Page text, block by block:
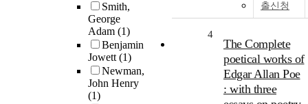
Smith,
George
Adam (1)
Benjamin
Jowett(1)
Newman,
John Henry
(1)
출신청
4
The Complete
poetical works of
Edgar Allan Poe
: with three